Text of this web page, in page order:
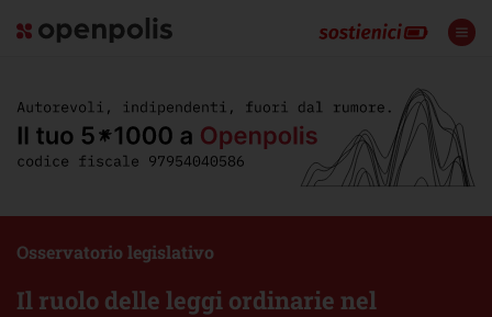
Il ruolo delle leggi ordinarie nel
Osservatorio legislativo